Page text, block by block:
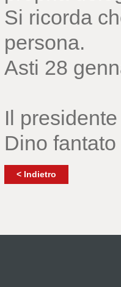
Si ricorda
persona.
Asti 28
Il presidente
Dino fantato
< Indietro